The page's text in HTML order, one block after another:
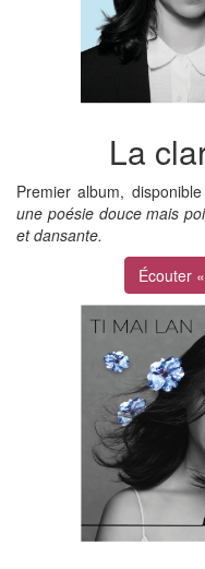
La
Premier album,
une poésie douce mais
et dansante.
Écouter